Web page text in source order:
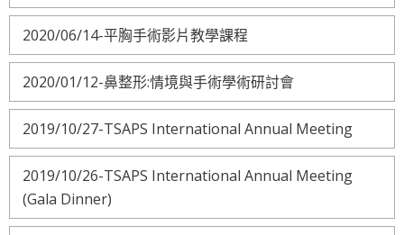
2020/06/14-平胸手術影片教學課程
2020/01/12-鼻整形:情境與手術學術研討會
2019/10/27-TSAPS International Annual Meeting
2019/10/26-TSAPS International Annual Meeting
(Gala Dinner)